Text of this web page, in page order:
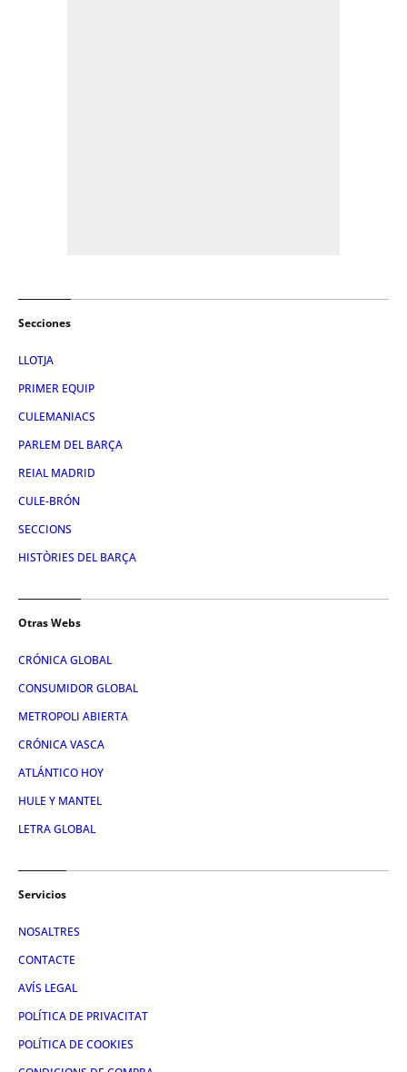
Secciones
LLOTJA
PRIMER EQUIP
CULEMANIACS
PARLEM DEL BARÇA
REIAL MADRID
CULE-BRÓN
SECCIONS
HISTÒRIES DEL BARÇA
Otras Webs
CRÓNICA GLOBAL
CONSUMIDOR GLOBAL
METROPOLI ABIERTA
CRÓNICA VASCA
ATLÁNTICO HOY
HULE Y MANTEL
LETRA GLOBAL
Servicios
NOSALTRES
CONTACTE
AVÍS LEGAL
POLÍTICA DE PRIVACITAT
POLÍTICA DE COOKIES